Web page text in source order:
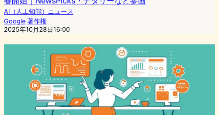
AI（人工知能）ニュース
Google 著作権
2025年10月28日16:00